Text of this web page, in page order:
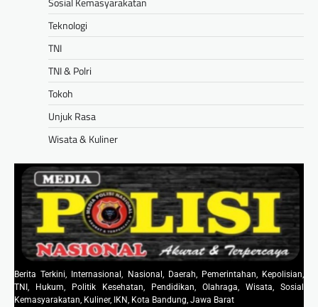
Teknologi
TNI
TNI & Polri
Tokoh
Unjuk Rasa
Wisata & Kuliner
Berita Terkini, Internasional, Nasional, Daerah, Pemerintahan, Kepolisian,
TNI, Hukum, Politik Kesehatan, Pendidikan, Olahraga, Wisata, Sosial
Kemasyarakatan, Kuliner, IKN, Kota Bandung, Jawa Barat